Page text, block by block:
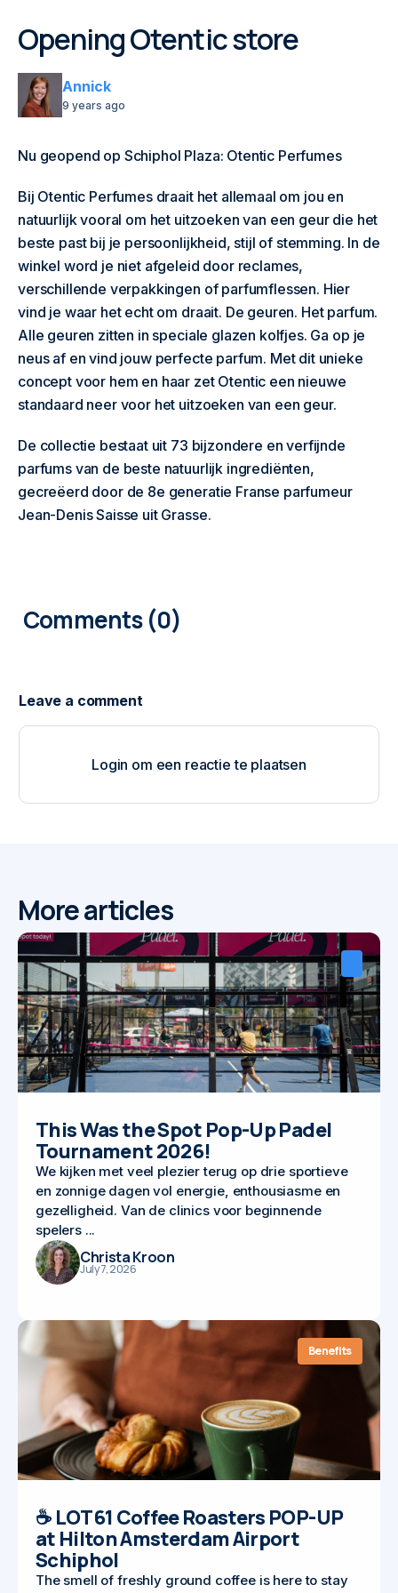
Opening Otentic store
Annick
9 years ago
Nu geopend op Schiphol Plaza: Otentic Perfumes
Bij Otentic Perfumes draait het allemaal om jou en
natuurlijk vooral om het uitzoeken van een geur die het
beste past bij je persoonlijkheid, stijl of stemming. In de
winkel word je niet afgeleid door reclames,
verschillende verpakkingen of parfumflessen. Hier
vind je waar het echt om draait. De geuren. Het parfum.
Alle geuren zitten in speciale glazen kolfjes. Ga op je
neus af en vind jouw perfecte parfum. Met dit unieke
concept voor hem en haar zet Otentic een nieuwe
standaard neer voor het uitzoeken van een geur.
De collectie bestaat uit 73 bijzondere en verfijnde
parfums van de beste natuurlijk ingrediënten,
gecreëerd door de 8e generatie Franse parfumeur
Jean-Denis Saisse uit Grasse.
Login om een reactie te plaatsen
0
More articles
This Was the Spot Pop-Up Padel
Tournament 2026!
We kijken met veel plezier terug op drie sportieve
en zonnige dagen vol energie, enthousiasme en
gezelligheid. Van de clinics voor beginnende
spelers ...
Christa Kroon
July 7, 2026
☕ LOT61 Coffee Roasters POP-UP
at Hilton Amsterdam Airport
Schiphol
The smell of freshly ground coffee is here to stay
Benefits